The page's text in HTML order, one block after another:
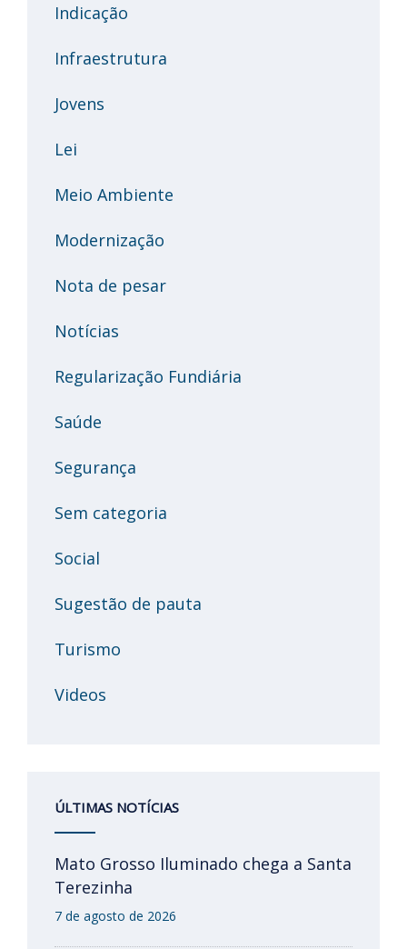
Indicação
Infraestrutura
Jovens
Lei
Meio Ambiente
Modernização
Nota de pesar
Notícias
Regularização Fundiária
Saúde
Segurança
Sem categoria
Social
Sugestão de pauta
Turismo
Videos
ÚLTIMAS NOTÍCIAS
Mato Grosso Iluminado chega a Santa
Terezinha
7 de agosto de 2026